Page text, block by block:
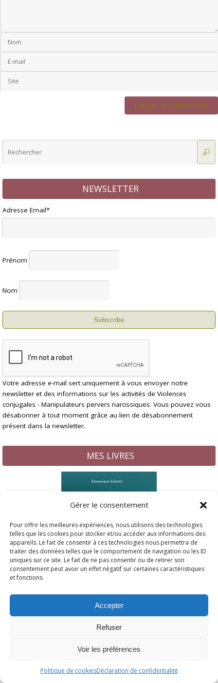
Gérer le consentement
Pour offrir les meilleures expériences, nous utilisons des technologies
telles que les cookies pour stocker et/ou accéder aux informations des
appareils. Le fait de consentir à ces technologies nous permettra de
traiter des données telles que le comportement de navigation ou les ID
uniques sur ce site. Le fait de ne pas consentir ou de retirer son
consentement peut avoir un effet négatif sur certaines caractéristiques
et fonctions.
Accepter
Refuser
Voir les préférences
Politique de cookiesDéclaration de confidentialité
NEWSLETTER
Adresse Email*
Prénom
Nom
Votre adresse e-mail sert uniquement à vous envoyer notre
newsletter et des informations sur les activités de Violences
conjugales - Manipulateurs pervers narcissiques. Vous pouvez vous
désabonner à tout moment grâce au lien de désabonnement
présent dans la newsletter.
MES LIVRES